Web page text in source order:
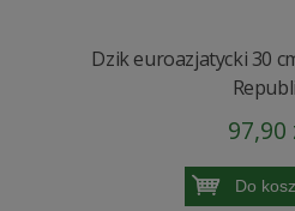
Dzik euroazjatycki 30
97,90
Do